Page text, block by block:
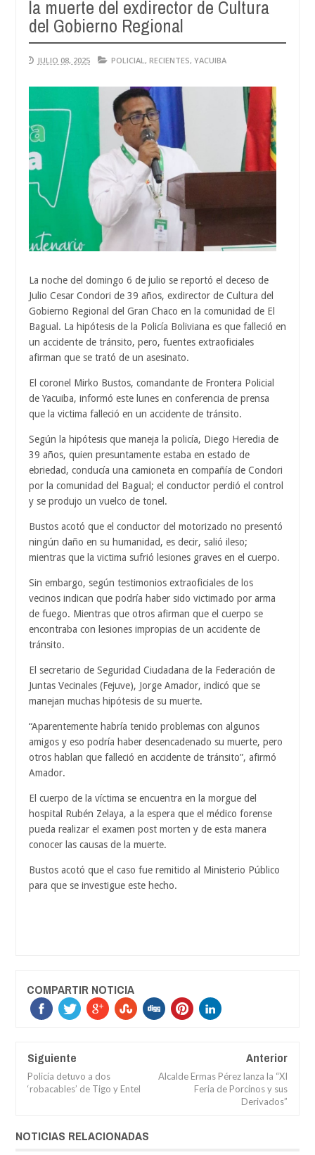
la muerte del exdirector de Cultura
del Gobierno Regional
JULIO 08, 2025 POLICIAL , RECIENTES, YACUIBA
La noche del domingo 6 de julio se reportó el deceso de
Julio Cesar Condori de 39 años, exdirector de Cultura del
Gobierno Regional del Gran Chaco en la comunidad de El
Bagual. La hipótesis de la Policía Boliviana es que falleció en
un accidente de tránsito, pero, fuentes extraoficiales
afirman que se trató de un asesinato.
El coronel Mirko Bustos, comandante de Frontera Policial
de Yacuiba, informó este lunes en conferencia de prensa
que la victima falleció en un accidente de tránsito.
Según la hipótesis que maneja la policía, Diego Heredia de
39 años, quien presuntamente estaba en estado de
ebriedad, conducía una camioneta en compañía de Condori
por la comunidad del Bagual; el conductor perdió el control
y se produjo un vuelco de tonel.
Bustos acotó que el conductor del motorizado no presentó
ningún daño en su humanidad, es decir, salió ileso;
mientras que la victima sufrió lesiones graves en el cuerpo.
Sin embargo, según testimonios extraoficiales de los
vecinos indican que podría haber sido victimado por arma
de fuego. Mientras que otros afirman que el cuerpo se
encontraba con lesiones impropias de un accidente de
tránsito.
El secretario de Seguridad Ciudadana de la Federación de
Juntas Vecinales (Fejuve), Jorge Amador, indicó que se
manejan muchas hipótesis de su muerte.
“Aparentemente habría tenido problemas con algunos
amigos y eso podría haber desencadenado su muerte, pero
otros hablan que falleció en accidente de tránsito”, afirmó
Amador.
El cuerpo de la víctima se encuentra en la morgue del
hospital Rubén Zelaya, a la espera que el médico forense
pueda realizar el examen post morten y de esta manera
conocer las causas de la muerte.
Bustos acotó que el caso fue remitido al Ministerio Público
para que se investigue este hecho.
COMPARTIR NOTICIA
Siguiente
Policía detuvo a dos
‘robacables’ de Tigo y Entel
Anterior
Alcalde Ermas Pérez lanza la “XI
Feria de Porcinos y sus
Derivados”
NOTICIAS RELACIONADAS